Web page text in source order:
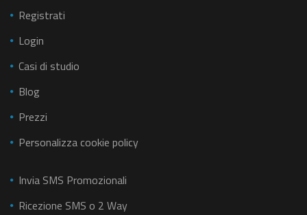
Registrati
Login
Casi di studio
Blog
Prezzi
Personalizza cookie policy
Invia SMS Promozionali
Ricezione SMS o 2 Way